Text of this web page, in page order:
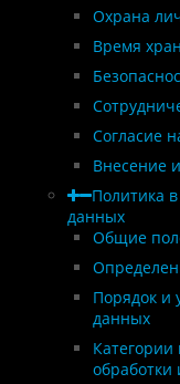
Охрана
Время
Согласие
Внесение
Политика
данных
Общие
Порядок и
данных
обработки